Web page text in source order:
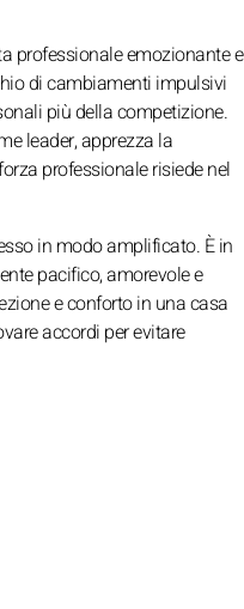
professionale emozionante e
di cambiamenti impulsivi
più della competizione.
leader, apprezza la
professionale risiede nel
in modo amplificato. È in
pacifico, amorevole e
e conforto in una casa
accordi per evitare